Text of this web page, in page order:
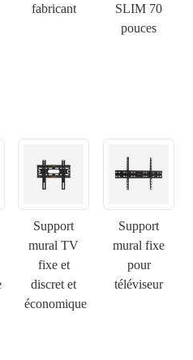
fabricant
SLIM 70
pouces
Support
mural TV
fixe et
discret et
économique
Support
mural fixe
pour
téléviseur
IDENTITÉ